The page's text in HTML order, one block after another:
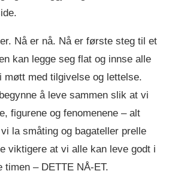
Nå er nå. Nå er første steg til et
kan legge seg flat og innse alle
møtt med tilgivelse og lettelse.
å leve sammen slik at vi
figurene og fenomenene – alt
la småting og bagateller prelle
viktigere at vi alle kan leve godt i
timen – DETTE NÅ-ET.